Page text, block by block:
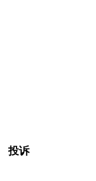
投诉